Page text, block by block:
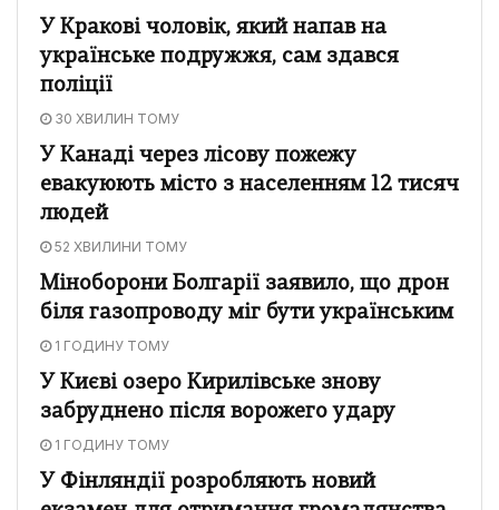
У Кракові чоловік, який напав на
українське подружжя, сам здався
поліції
30 ХВИЛИН ТОМУ
У Канаді через лісову пожежу
евакуюють місто з населенням 12 тисяч
людей
52 ХВИЛИНИ ТОМУ
Міноборони Болгарії заявило, що дрон
біля газопроводу міг бути українським
1 ГОДИНУ ТОМУ
У Києві озеро Кирилівське знову
забруднено після ворожего удару
1 ГОДИНУ ТОМУ
У Фінляндії розробляють новий